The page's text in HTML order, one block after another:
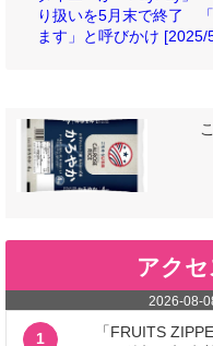
り扱いを5月末で終了
ます」と呼びかけ [2025/
アク
2026-08-
1
「FRUITS